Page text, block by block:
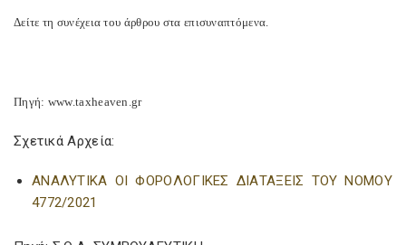
Δείτε τη συνέχεια του άρθρου στα επισυναπτόμενα.
Πηγή: www.taxheaven.gr
Σχετικά Αρχεία:
ΑΝΑΛΥΤΙΚΑ ΟΙ ΦΟΡΟΛΟΓΙΚΕΣ ΔΙΑΤΑΞΕΙΣ ΤΟΥ ΝΟΜΟΥ
4772/2021